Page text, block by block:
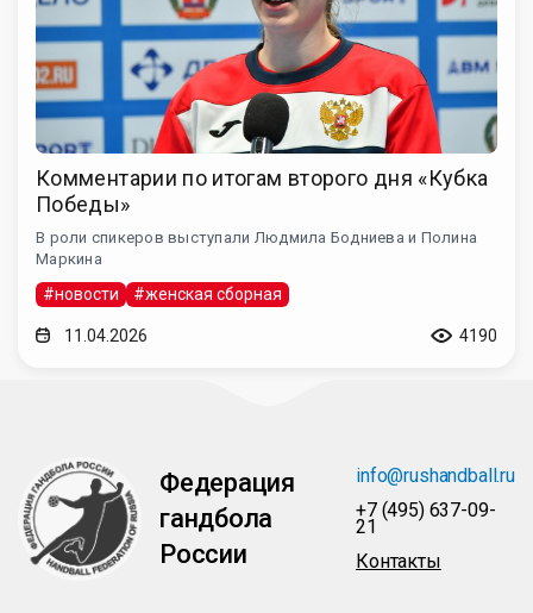
Комментарии по итогам второго дня «Кубка
Победы»
В роли спикеров выступали Людмила Бодниева и Полина
Маркина
#новости #женская сборная
11.04.2026 4190
Федерация
гандбола
России
info@rushandball.ru
+7 (495) 637-09-
21
Контакты